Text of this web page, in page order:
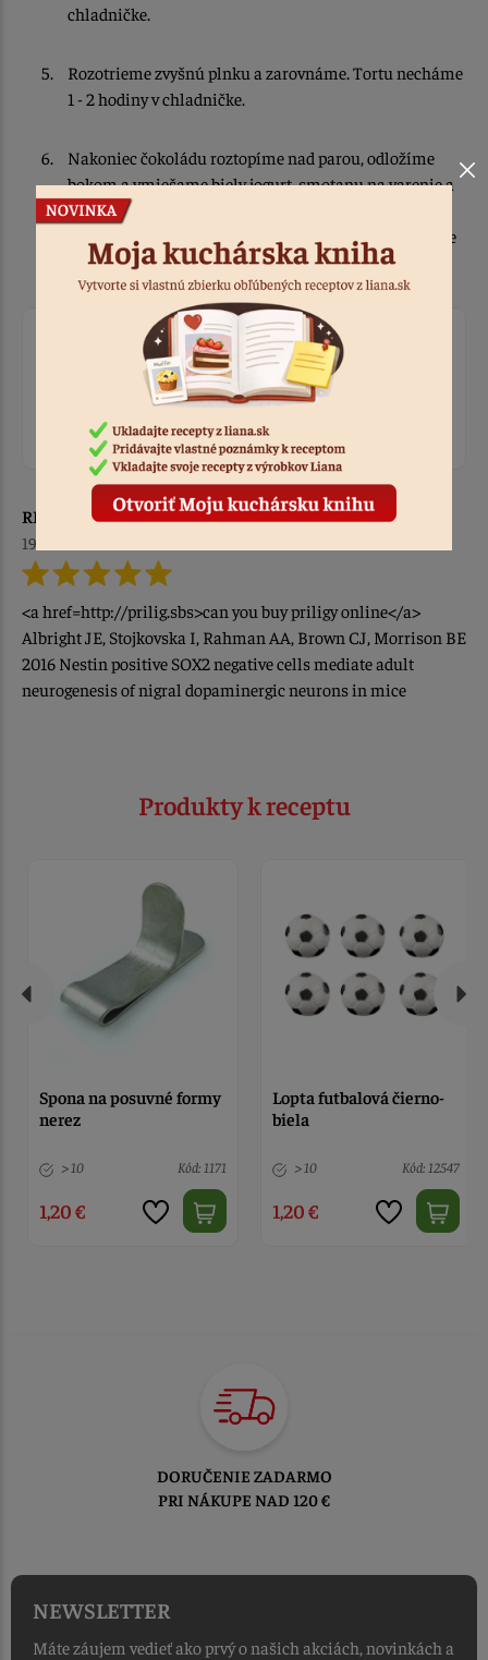
chladničke.
Rozotrieme zvyšnú plnku a zarovnáme. Tortu necháme
1 - 2 hodiny v chladničke.
Nakoniec čokoládu roztopíme nad parou, odložíme
bokom a vmiešame biely jogurt, smotanu na varenie a
cukor. Necháme mierne vychladnúť a polejeme tortu.
Ozdobíme nasekanými orechami a necháme poriadne
stuhnúť v chladničke, ideálne do nasledujúceho dňa.
Ohodnotiť recept
Prihláste sa, ak chcete pridať hodnotenie.
Prihlásiť sa
RDOtirpo
19.11.2023
<a href=http://prilig.sbs>can you buy priligy online</a>
Albright JE, Stojkovska I, Rahman AA, Brown CJ, Morrison BE
2016 Nestin positive SOX2 negative cells mediate adult
neurogenesis of nigral dopaminergic neurons in mice
Produkty k receptu
Spona na posuvné formy
nerez
> 10 Kód: 1171
1,20 €
Lopta futbalová čierno-
biela
> 10 Kód: 12547
1,20 €
DORUČENIE ZADARMO
PRI NÁKUPE NAD 120 €
NEWSLETTER
Máte záujem vedieť ako prvý o našich akciách, novinkách a